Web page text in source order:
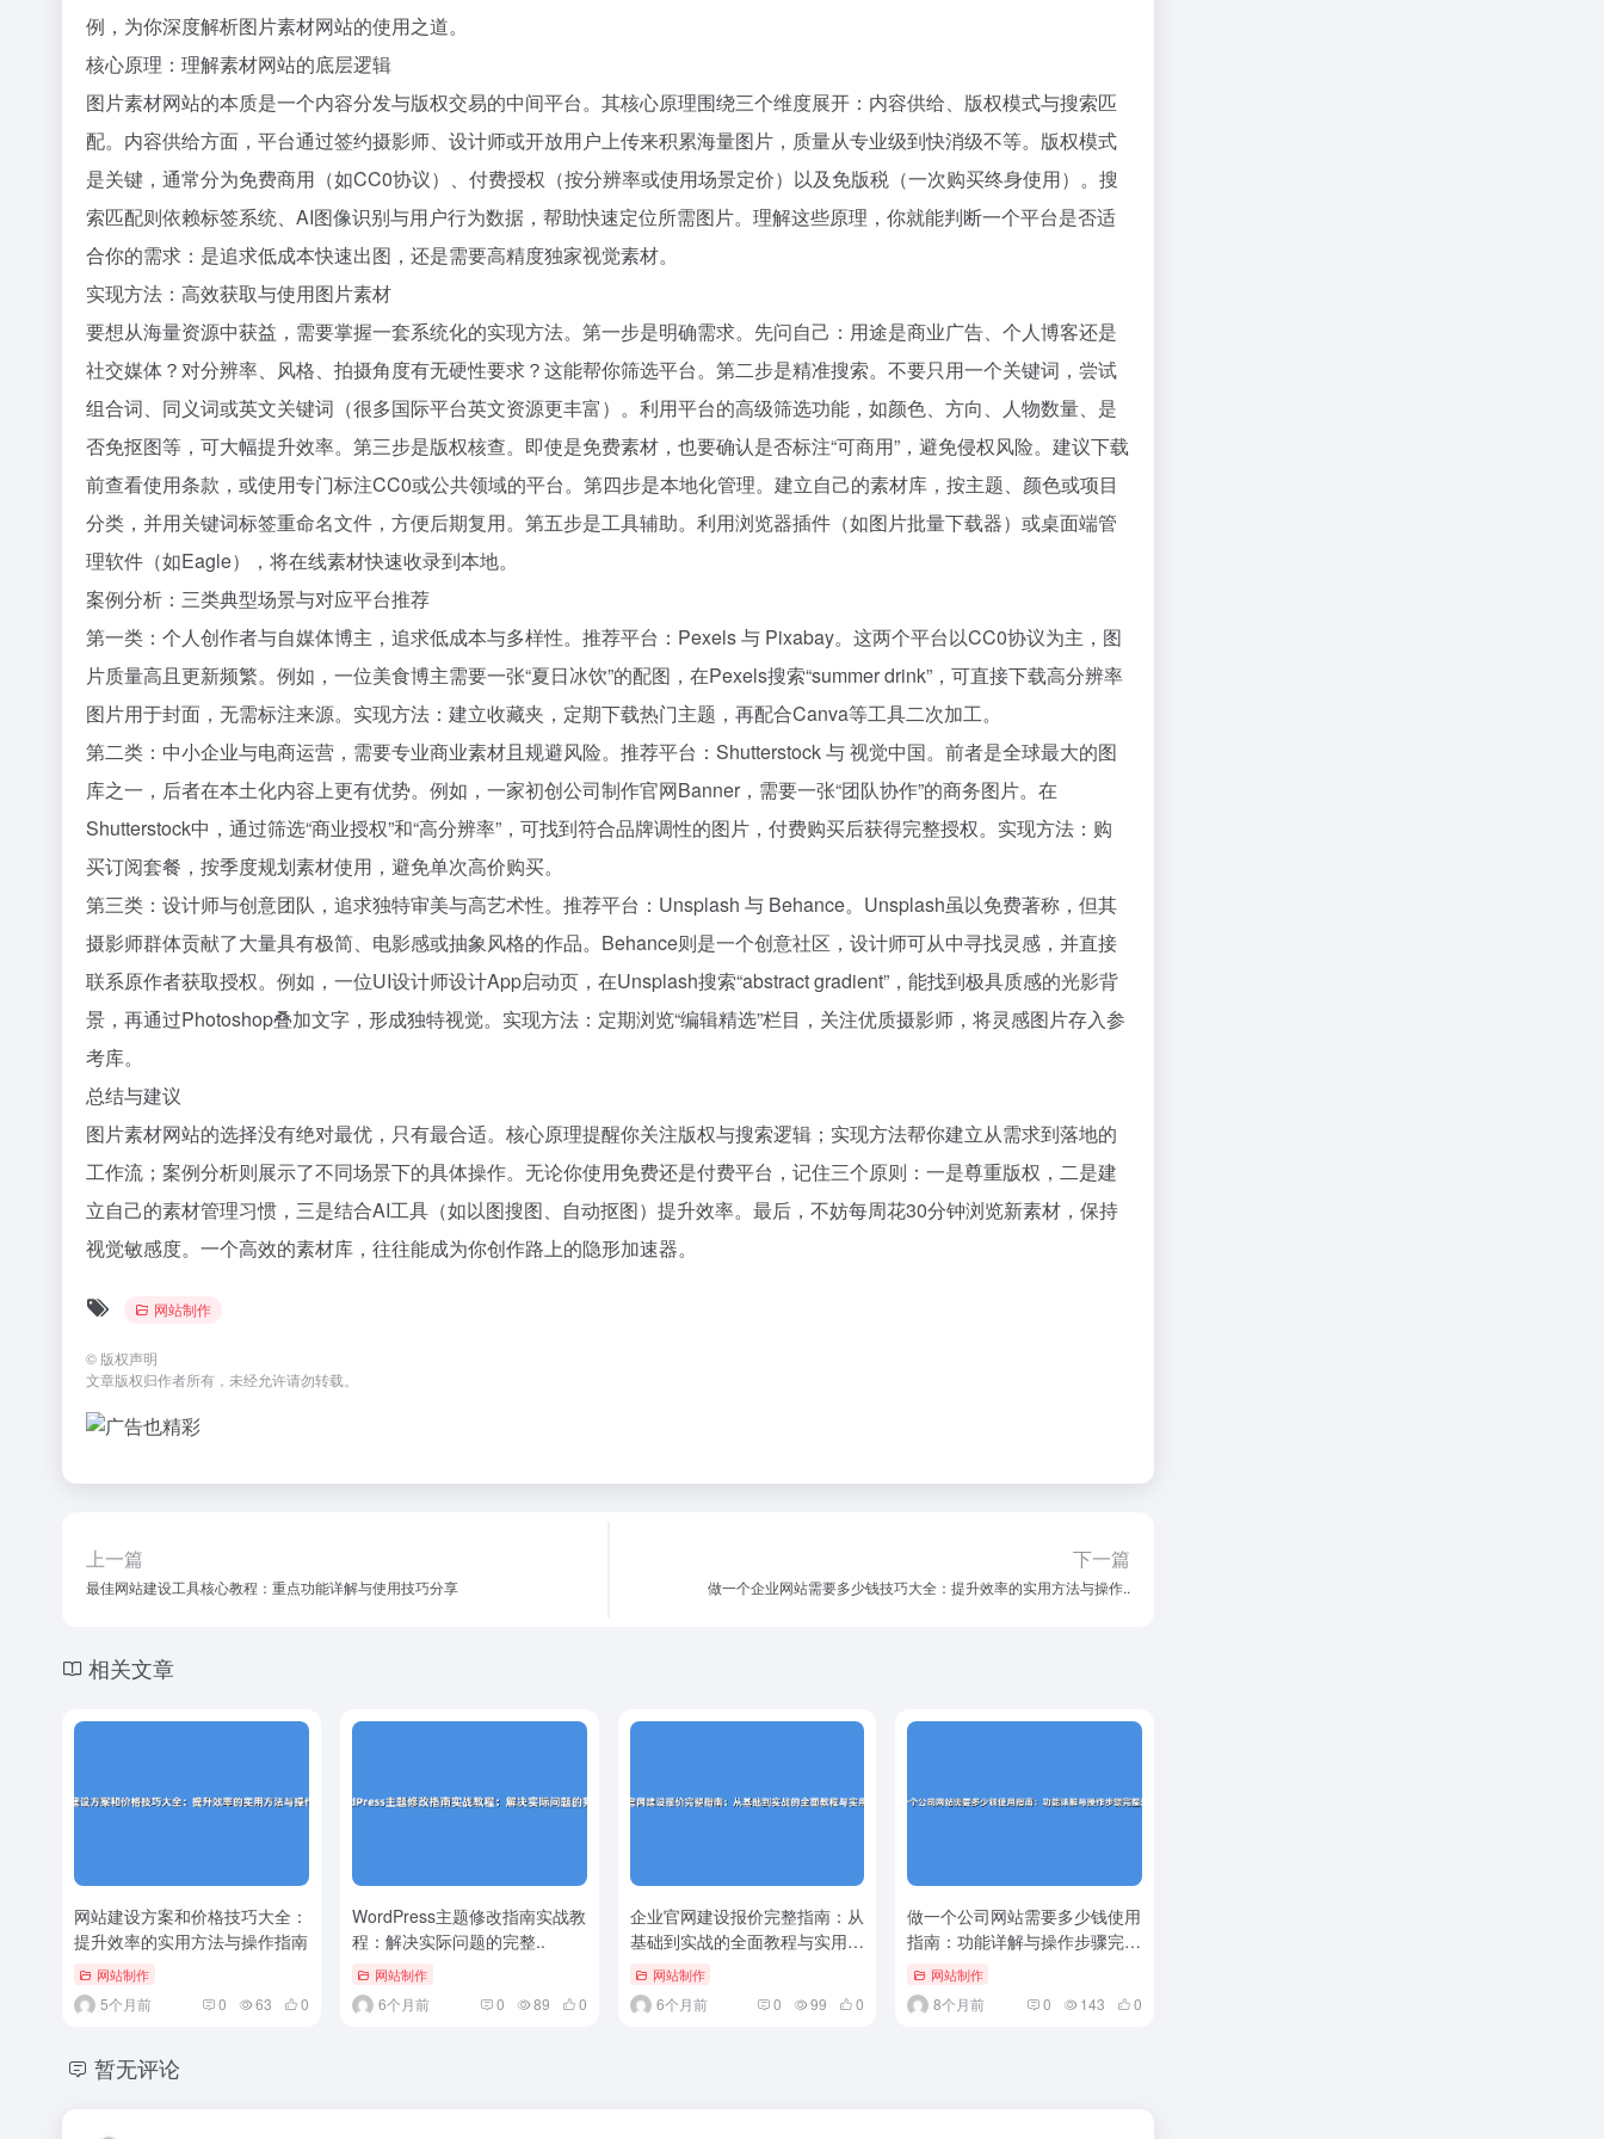
例，为你深度解析图片素材网站的使用之道。
核心原理：理解素材网站的底层逻辑
图片素材网站的本质是一个内容分发与版权交易的中间平台。其核心原理围绕三个维度展开：内容供给、版权模式与搜索匹
配。内容供给方面，平台通过签约摄影师、设计师或开放用户上传来积累海量图片，质量从专业级到快消级不等。版权模式
是关键，通常分为免费商用（如CC0协议）、付费授权（按分辨率或使用场景定价）以及免版税（一次购买终身使用）。搜
索匹配则依赖标签系统、AI图像识别与用户行为数据，帮助快速定位所需图片。理解这些原理，你就能判断一个平台是否适
合你的需求：是追求低成本快速出图，还是需要高精度独家视觉素材。
实现方法：高效获取与使用图片素材
要想从海量资源中获益，需要掌握一套系统化的实现方法。第一步是明确需求。先问自己：用途是商业广告、个人博客还是
社交媒体？对分辨率、风格、拍摄角度有无硬性要求？这能帮你筛选平台。第二步是精准搜索。不要只用一个关键词，尝试
组合词、同义词或英文关键词（很多国际平台英文资源更丰富）。利用平台的高级筛选功能，如颜色、方向、人物数量、是
否免抠图等，可大幅提升效率。第三步是版权核查。即使是免费素材，也要确认是否标注“可商用”，避免侵权风险。建议下载
前查看使用条款，或使用专门标注CC0或公共领域的平台。第四步是本地化管理。建立自己的素材库，按主题、颜色或项目
分类，并用关键词标签重命名文件，方便后期复用。第五步是工具辅助。利用浏览器插件（如图片批量下载器）或桌面端管
理软件（如Eagle），将在线素材快速收录到本地。
案例分析：三类典型场景与对应平台推荐
第一类：个人创作者与自媒体博主，追求低成本与多样性。推荐平台：Pexels 与 Pixabay。这两个平台以CC0协议为主，图
片质量高且更新频繁。例如，一位美食博主需要一张“夏日冰饮”的配图，在Pexels搜索“summer drink”，可直接下载高分辨率
图片用于封面，无需标注来源。实现方法：建立收藏夹，定期下载热门主题，再配合Canva等工具二次加工。
第二类：中小企业与电商运营，需要专业商业素材且规避风险。推荐平台：Shutterstock 与 视觉中国。前者是全球最大的图
库之一，后者在本土化内容上更有优势。例如，一家初创公司制作官网Banner，需要一张“团队协作”的商务图片。在
Shutterstock中，通过筛选“商业授权”和“高分辨率”，可找到符合品牌调性的图片，付费购买后获得完整授权。实现方法：购
买订阅套餐，按季度规划素材使用，避免单次高价购买。
第三类：设计师与创意团队，追求独特审美与高艺术性。推荐平台：Unsplash 与 Behance。Unsplash虽以免费著称，但其
摄影师群体贡献了大量具有极简、电影感或抽象风格的作品。Behance则是一个创意社区，设计师可从中寻找灵感，并直接
联系原作者获取授权。例如，一位UI设计师设计App启动页，在Unsplash搜索“abstract gradient”，能找到极具质感的光影背
景，再通过Photoshop叠加文字，形成独特视觉。实现方法：定期浏览“编辑精选”栏目，关注优质摄影师，将灵感图片存入参
考库。
总结与建议
图片素材网站的选择没有绝对最优，只有最合适。核心原理提醒你关注版权与搜索逻辑；实现方法帮你建立从需求到落地的
工作流；案例分析则展示了不同场景下的具体操作。无论你使用免费还是付费平台，记住三个原则：一是尊重版权，二是建
立自己的素材管理习惯，三是结合AI工具（如以图搜图、自动抠图）提升效率。最后，不妨每周花30分钟浏览新素材，保持
视觉敏感度。一个高效的素材库，往往能成为你创作路上的隐形加速器。
网站制作
© 版权声明
文章版权归作者所有，未经允许请勿转载。
上一篇
最佳网站建设工具核心教程：重点功能详解与使用技巧分享
下一篇
做一个企业网站需要多少钱技巧大全：提升效率的实用方法与操作..
相关文章
网站建设方案和价格技巧大全：
提升效率的实用方法与操作指南
网站制作
5个月前 0 63 0
WordPress主题修改指南实战教
程：解决实际问题的完整..
网站制作
6个月前 0 89 0
企业官网建设报价完整指南：从
基础到实战的全面教程与实用技
巧
网站制作
6个月前 0 99 0
做一个公司网站需要多少钱使用
指南：功能详解与操作步骤完整
教程网站制作
8个月前 0 143 0
暂无评论